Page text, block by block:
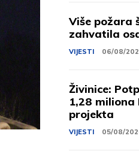
Više požara
zahvatila
VIJESTI 06/08/
Živinice:
1,28
projekta
VIJESTI 05/08/